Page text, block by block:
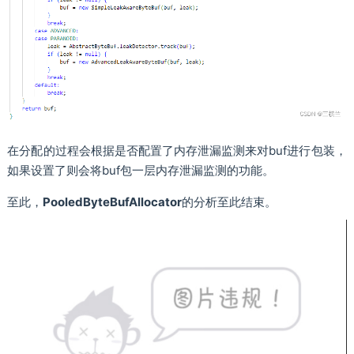
在分配的过程会根据是否配置了内存泄漏监测来对buf进行包装，
如果设置了则会将buf包一层内存泄漏监测的功能。
至此， PooledByteBufAllocator的分析至此结束。